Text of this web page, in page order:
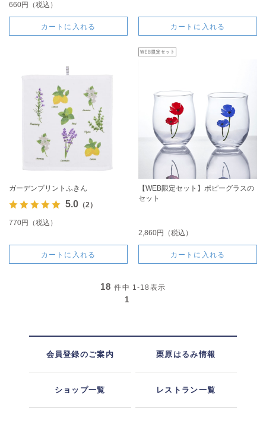
660円（税込）
カートに入れる カートに入れる
ガーデンプリントふきん
5.0（2）
770円（税込）
カートに入れる
【WEB限定セット】ポピーグラスの
セット
2,860円（税込）
カートに入れる
18 件中 1-18 表示
1
会員登録のご案内 栗原はるみ情報
ショップ一覧 レストラン一覧